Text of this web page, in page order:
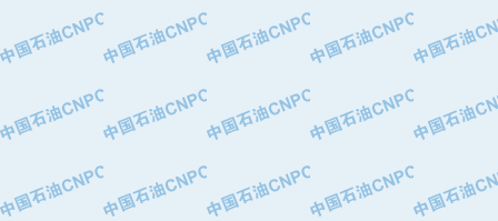
·河北保定天威集团特变电气有限公司
·中国石油抚顺石化公司
·中国石油辽阳石油化纤公司
·托肯恒山科技（广州）有限公司
·中国石油兰州石油化工公司
·大庆油田飞马有限公司
·大庆油田有限责任公司
·中国石油辽河油田分公司